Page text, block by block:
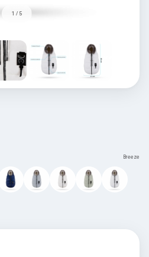
1 / 5
Breeze